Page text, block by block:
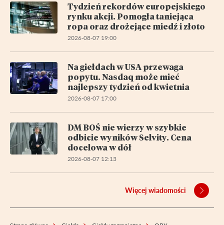
Tydzień rekordów europejskiego
rynku akcji. Pomogła taniejąca
ropa oraz drożejące miedź i złoto
2026-08-07 19:00
Na giełdach w USA przewaga
popytu. Nasdaq może mieć
najlepszy tydzień od kwietnia
2026-08-07 17:00
DM BOŚ nie wierzy w szybkie
odbicie wyników Selvity. Cena
docelowa w dół
2026-08-07 12:13
Więcej wiadomości